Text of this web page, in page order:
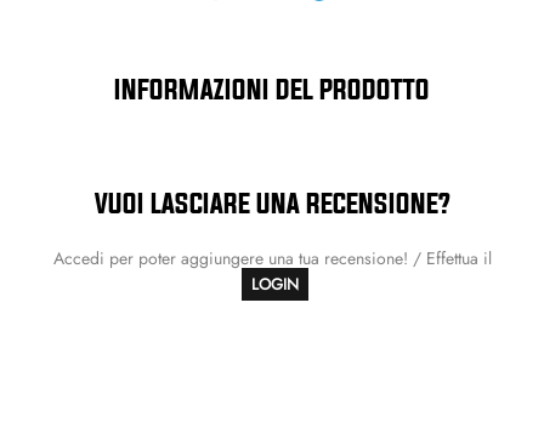
INFORMAZIONI DEL PRODOTTO
VUOI LASCIARE UNA RECENSIONE?
Accedi per poter aggiungere una tua recensione! / Effettua il
LOGIN